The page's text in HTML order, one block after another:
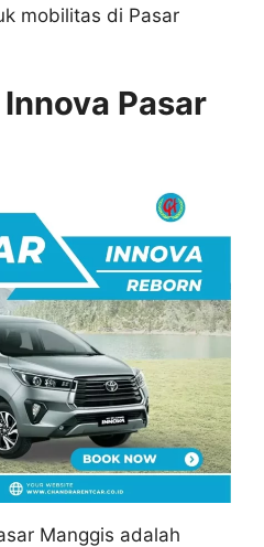
mobilitas di Pasar
Pasar
Manggis adalah